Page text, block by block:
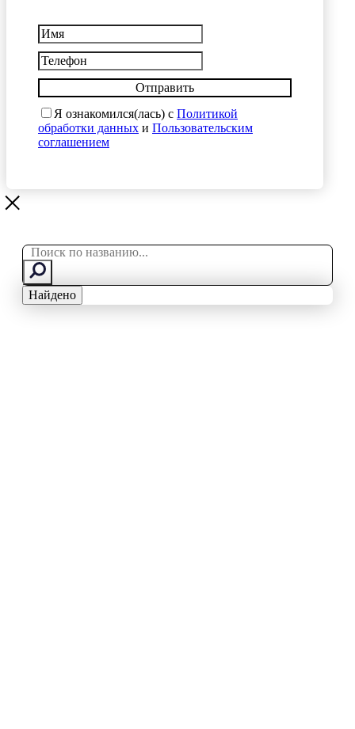
Отправить
Я ознакомился(лась) с Политикой
обработки данных и Пользовательским
соглашением
Search
Найдено